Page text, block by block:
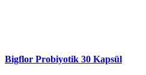
Bigflor Probiyotik 30 Kapsül